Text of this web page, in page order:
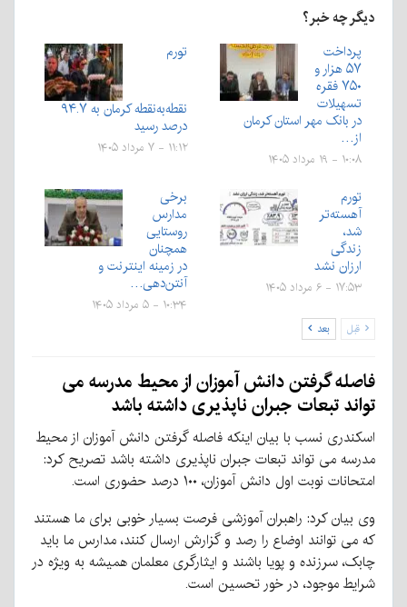
دیگر چه خبر؟
پرداخت
۵۷ هزار و
۷۵۰ فقره
تسهیلات
در بانک مهر استان کرمان
از…
۱۰:۰۸ - ۱۹ مرداد ۱۴۰۵
تورم
نقطه‌به‌نقطه کرمان به ۹۴.۷
درصد رسید
۱۱:۱۲ - ۷ مرداد ۱۴۰۵
تورم
آهسته‌تر
شد،
زندگی
ارزان نشد
۱۷:۵۳ - ۶ مرداد ۱۴۰۵
برخی
مدارس
روستایی
همچنان
در زمینه‌‌ اینترنت و
آنتن‌دهی‌…
۱۰:۳۴ - ۵ مرداد ۱۴۰۵
قبل بعد
فاصله گرفتن دانش آموزان از محیط مدرسه می
تواند تبعات جبران ناپذیری داشته باشد
اسکندری نسب با بیان اینکه فاصله گرفتن دانش آموزان از محیط
مدرسه می تواند تبعات جبران ناپذیری داشته باشد تصریح کرد:
امتحانات نوبت اول دانش آموزان، ۱۰۰ درصد حضوری است.
وی بیان کرد: راهبران آموزشی فرصت بسیار خوبی برای ما هستند
که می توانند اوضاع را رصد و گزارش ارسال کنند، مدارس ما باید
چابک، سرزنده و پویا باشند و ایثارگری معلمان همیشه به ویژه در
شرایط موجود، در خور تحسین است.